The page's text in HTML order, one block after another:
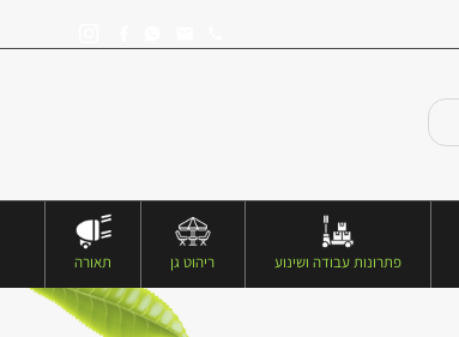
פתרונות עבודה ושינוע ריהוט גן תאורה